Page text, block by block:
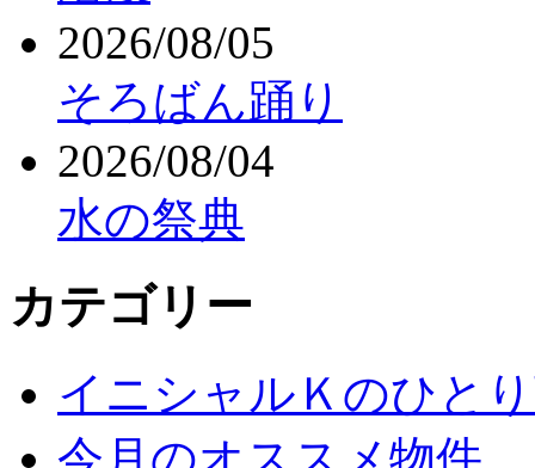
2026/08/05
そろばん踊り
2026/08/04
水の祭典
カテゴリー
イニシャルＫのひと